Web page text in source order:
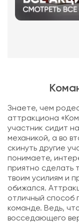
Знаете, чем
аттракциона
участник сидит
механикой, а во
скинуть другие
понимаете,
приятно сделать
твоим усилиям и
обижался.
отличный способ
команде. Ведь,
восседающего